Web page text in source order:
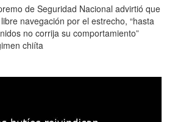
de Seguridad Nacional advirtió que
navegación por el estrecho, “hasta
no corrija su comportamiento”
chiíta